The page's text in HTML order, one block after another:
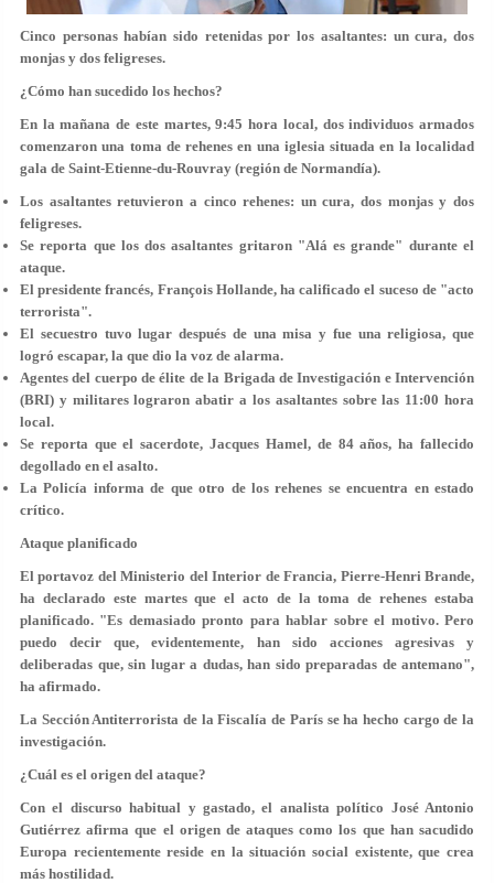
Cinco personas habían sido retenidas por los asaltantes: un cura, dos
monjas y dos feligreses.
¿Cómo han sucedido los hechos?
En la mañana de este martes, 9:45 hora local, dos individuos armados
comenzaron una toma de rehenes en una iglesia situada en la localidad
gala de Saint-Etienne-du-Rouvray (región de Normandía).
Los asaltantes retuvieron a cinco rehenes: un cura, dos monjas y dos
feligreses.
Se reporta que los dos asaltantes gritaron "Alá es grande" durante el
ataque.
El presidente francés, François Hollande, ha calificado el suceso de "acto
terrorista".
El secuestro tuvo lugar después de una misa y fue una religiosa, que
logró escapar, la que dio la voz de alarma.
Agentes del cuerpo de élite de la Brigada de Investigación e Intervención
(BRI) y militares lograron abatir a los asaltantes sobre las 11:00 hora
local.
Se reporta que el sacerdote, Jacques Hamel, de 84 años, ha fallecido
degollado en el asalto.
La Policía informa de que otro de los rehenes se encuentra en estado
crítico.
Ataque planificado
El portavoz del Ministerio del Interior de Francia, Pierre-Henri Brande,
ha declarado este martes que el acto de la toma de rehenes estaba
planificado. "Es demasiado pronto para hablar sobre el motivo. Pero
puedo decir que, evidentemente, han sido acciones agresivas y
deliberadas que, sin lugar a dudas, han sido preparadas de antemano",
ha afirmado.
La Sección Antiterrorista de la Fiscalía de París se ha hecho cargo de la
investigación.
¿Cuál es el origen del ataque?
Con el discurso habitual y gastado, el analista político José Antonio
Gutiérrez afirma que el origen de ataques como los que han sacudido
Europa recientemente reside en la situación social existente, que crea
más hostilidad.